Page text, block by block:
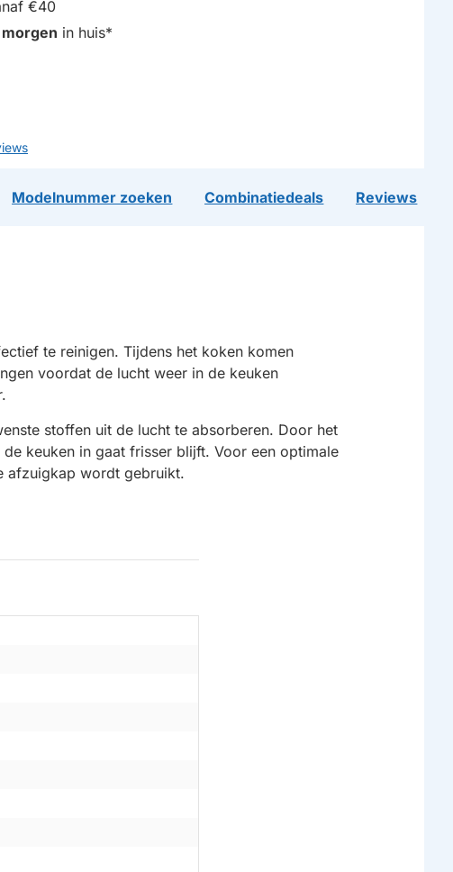
€40
morgen in huis*
Modelnummer zoeken Combinatiedeals Reviews
te reinigen. Tijdens het koken komen
voordat de lucht weer in de keuken
stoffen uit de lucht te absorberen. Door het
keuken in gaat frisser blijft. Voor een optimale
afzuigkap wordt gebruikt.